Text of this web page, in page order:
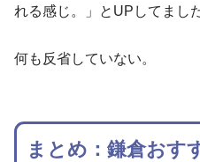
れる感じ。」とUPしてました
何も反省していない。
まとめ：鎌倉おす